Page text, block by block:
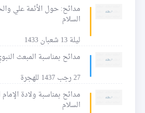
مدائح: حول الأئمة علي
السلام
ليلة 13 شعبان 1433
مدائح بمناسبة المبعث
27 رجب 1437 للهجرة
مدائح بمناسبة ولادة
السلام